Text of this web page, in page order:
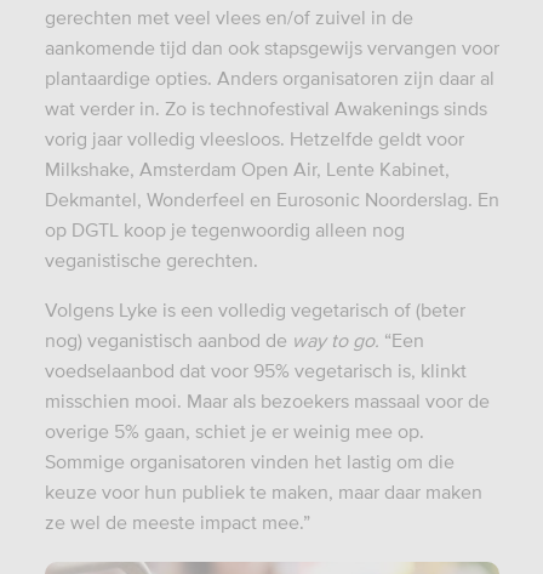
gerechten met veel vlees en/of zuivel in de
aankomende tijd dan ook stapsgewijs vervangen voor
plantaardige opties. Anders organisatoren zijn daar al
wat verder in. Zo is technofestival Awakenings sinds
vorig jaar volledig vleesloos. Hetzelfde geldt voor
Milkshake, Amsterdam Open Air, Lente Kabinet,
Dekmantel, Wonderfeel en Eurosonic Noorderslag. En
op DGTL koop je tegenwoordig alleen nog
veganistische gerechten.
Volgens Lyke is een volledig vegetarisch of (beter
nog) veganistisch aanbod de way to go. “Een
voedselaanbod dat voor 95% vegetarisch is, klinkt
misschien mooi. Maar als bezoekers massaal voor de
overige 5% gaan, schiet je er weinig mee op.
Sommige organisatoren vinden het lastig om die
keuze voor hun publiek te maken, maar daar maken
ze wel de meeste impact mee.”